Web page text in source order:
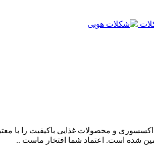
و محصولات غذایی باکیفیت را با
شده است. اعتماد شما افتخار ماست ..